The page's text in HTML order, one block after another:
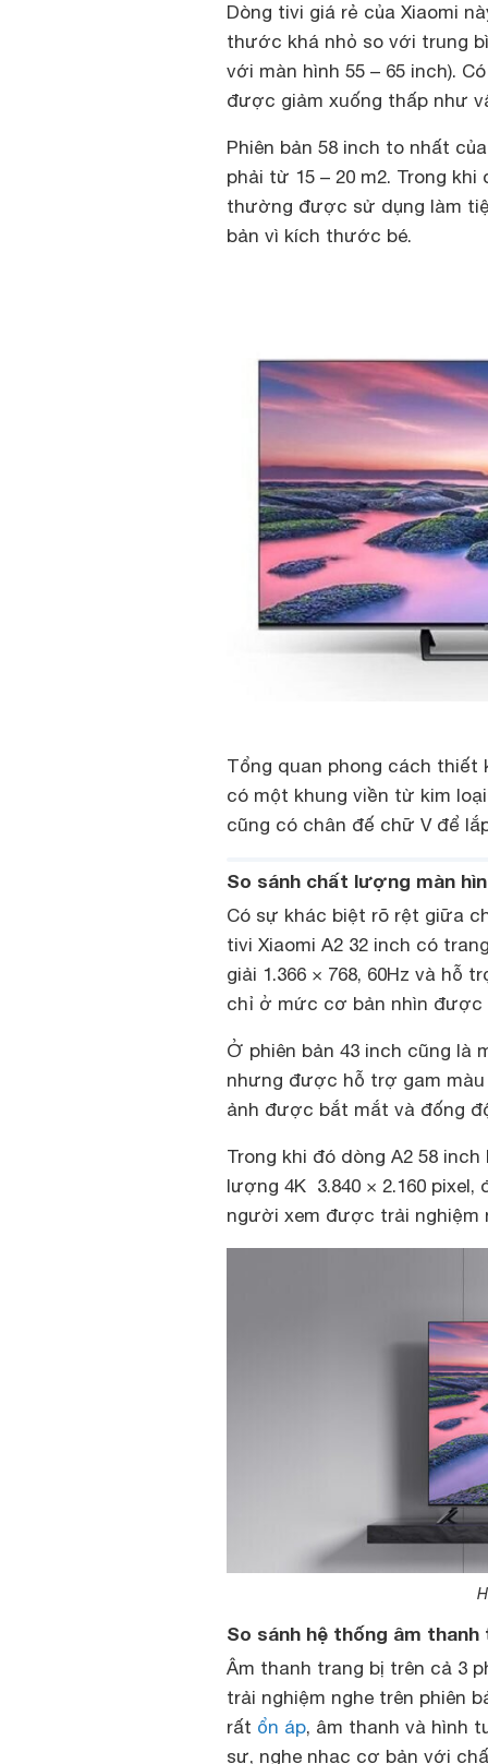
Dòng tivi giá rẻ của Xiaomi
thước khá nhỏ so với trung
với màn hình 55 – 65 inch).
được giảm xuống thấp như
Phiên bản 58 inch to nhất
phải từ 15 – 20 m2. Trong
thường được sử dụng làm
bản vì kích thước bé.
Tổng quan phong cách thiết
có một khung viền từ kim
cũng có chân đế chữ V để
So sánh chất lượng màn
Có sự khác biệt rõ rệt giữa
tivi Xiaomi A2 32 inch có
giải 1.366 × 768, 60Hz và hỗ
chỉ ở mức cơ bản nhìn
Ở phiên bản 43 inch cũng là
nhưng được hỗ trợ gam
ảnh được bắt mắt và đống
Trong khi đó dòng A2 58
lượng 4K 3.840 × 2.160
người xem được trải
So sánh hệ thống âm thanh
Âm thanh trang bị trên cả 3
trải nghiệm nghe trên phiên
rất ổn áp, âm thanh và hình
sự, nghe nhạc cơ bản với